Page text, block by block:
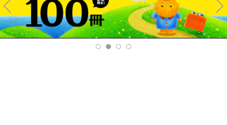
Pre
v
Ne
xt